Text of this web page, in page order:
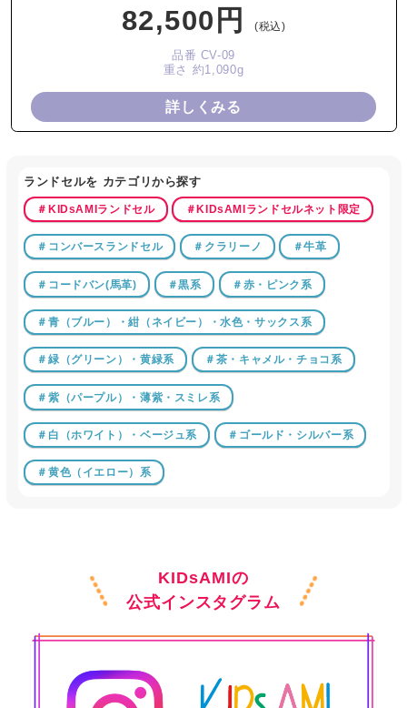
82,500円 (税込)
品番 CV-09
重さ 約1,090g
詳しくみる
ランドセルを カテゴリから探す
＃KIDsAMIランドセル ＃KIDsAMIランドセルネット限定
＃コンバースランドセル ＃クラリーノ ＃牛革
＃コードバン(馬革) ＃黒系 ＃赤・ピンク系
＃青（ブルー）・紺（ネイビー）・水色・サックス系
＃緑（グリーン）・黄緑系 ＃茶・キャメル・チョコ系
＃紫（パープル）・薄紫・スミレ系
＃白（ホワイト）・ベージュ系 ＃ゴールド・シルバー系
＃黄色（イエロー）系
KIDsAMIの
公式インスタグラム